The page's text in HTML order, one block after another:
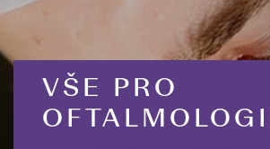
VŠE PRO
OFTALMOLOGII